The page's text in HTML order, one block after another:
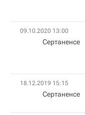
09.10.2020 13:00
Сертаненсе
18.12.2019 15:15
Сертаненсе